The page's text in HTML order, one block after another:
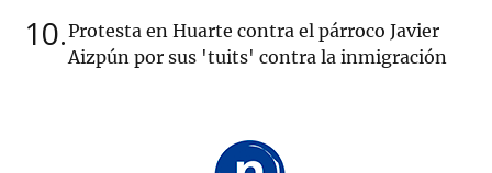
10 Protesta en Huarte contra el párroco Javier
Aizpún por sus 'tuits' contra la inmigración